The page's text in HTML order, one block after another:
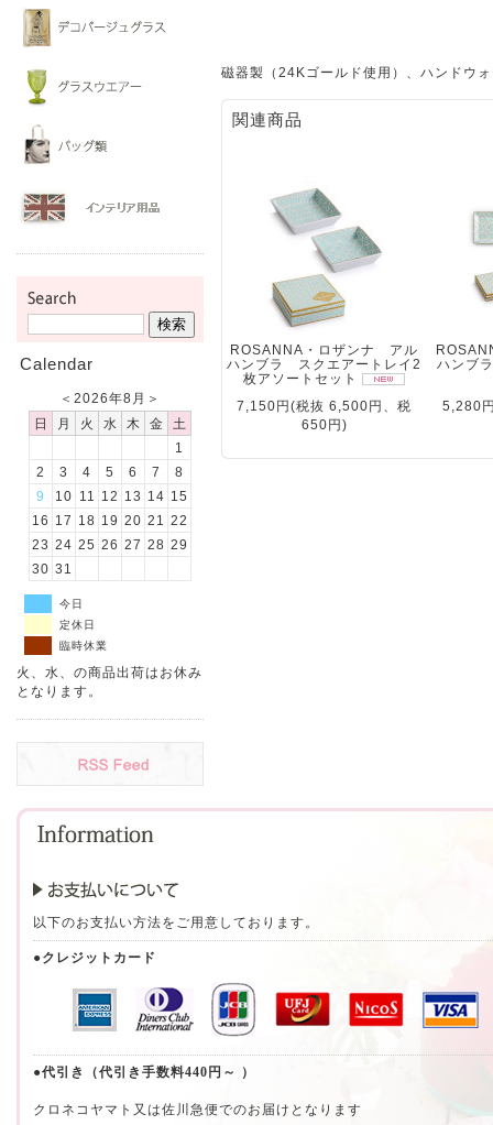
Calendar
＜ 2026年8月 ＞
日
月 火 水 木 金
土
1
2
3 4 5 6 7
8
9
10 11 12 13 14 15
16
17 18 19 20 21
22
23 24 25 26 27 28 29
30 31
今日
定休日
臨時休業
火、水、の商品出荷はお休み
となります。
磁器製（24Kゴールド使用）、ハンドウ
関連商品
ROSANNA・ロザンナ アル
ハンブラ スクエアートレイ2
枚アソートセット
7,150円(税抜 6,500円、税
650円)
ハンブ
5,280
以下のお支払い方法をご用意しております。
●クレジットカード
●代引き（代引き手数料440円～ ）
クロネコヤマト又は佐川急便でのお届けとなります